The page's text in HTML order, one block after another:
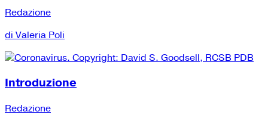
Redazione
di Valeria Poli
Introduzione
Redazione